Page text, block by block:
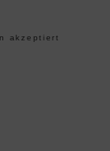
akzeptiert